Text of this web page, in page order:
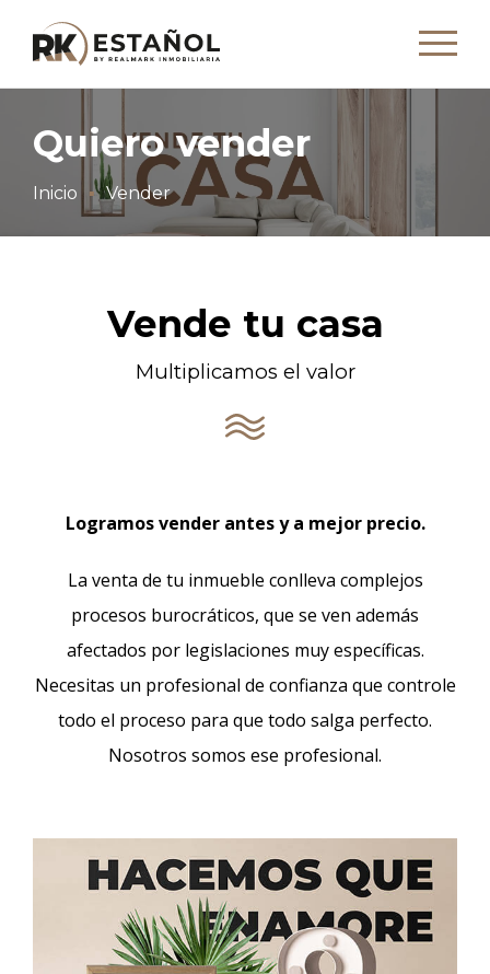
Quiero vender
Inicio Vender
Vende tu casa
Multiplicamos el valor
Logramos vender antes y a mejor precio.
La venta de tu inmueble conlleva complejos
procesos burocráticos, que se ven además
afectados por legislaciones muy específicas.
Necesitas un profesional de confianza que controle
todo el proceso para que todo salga perfecto.
Nosotros somos ese profesional.